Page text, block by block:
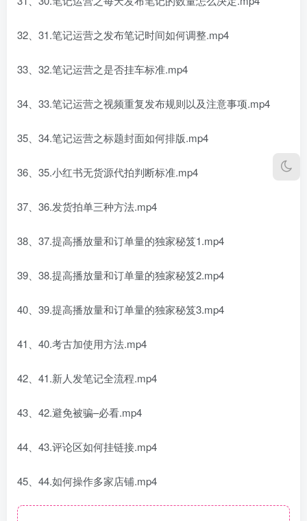
32、31.笔记运营之发布笔记时间如何调整.mp4
33、32.笔记运营之是否挂车标准.mp4
34、33.笔记运营之视频重复发布规则以及注意事项.mp4
35、34.笔记运营之标题封面如何排版.mp4
36、35.小红书无货源代拍判断标准.mp4
37、36.发货拍单三种方法.mp4
38、37.提高播放量和订单量的独家秘笈1.mp4
39、38.提高播放量和订单量的独家秘笈2.mp4
40、39.提高播放量和订单量的独家秘笈3.mp4
41、40.考古加使用方法.mp4
42、41.新人发笔记全流程.mp4
43、42.避免被骗–必看.mp4
44、43.评论区如何挂链接.mp4
45、44.如何操作多家店铺.mp4